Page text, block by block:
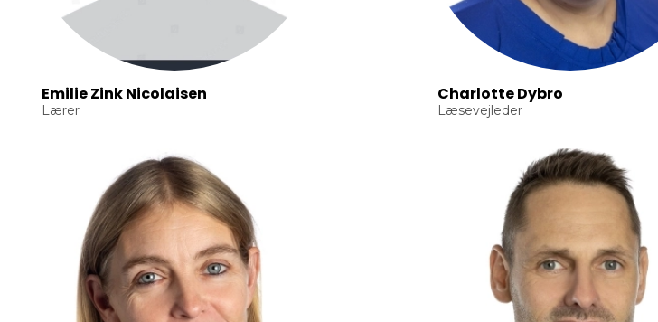
Emilie Zink Nicolaisen
Lærer
Charlotte Dybro
Læsevejleder